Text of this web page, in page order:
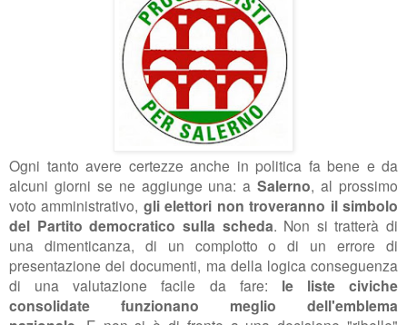
Ogni tanto avere certezze anche in politica fa bene e da
alcuni giorni se ne aggiunge una: aSalerno, al prossimo
voto amministrativo, gli elettori non troveranno il simbolo
del Partito democratico sulla scheda. Non si tratterà di
una dimenticanza, di un complotto o di un errore di
presentazione dei documenti, ma della logica conseguenza
di una valutazione facile da fare: le liste civiche
consolidate funzionano meglio dell'emblema